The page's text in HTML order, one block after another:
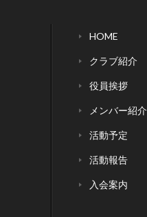
HOME
クラブ紹介
役員挨拶
メンバー紹介
活動予定
活動報告
入会案内